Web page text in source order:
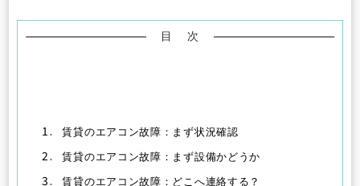
目 次
1. 賃貸のエアコン故障：まず状況確認
2. 賃貸のエアコン故障：まず設備かどうか
3. 賃貸のエアコン故障：どこへ連絡する？